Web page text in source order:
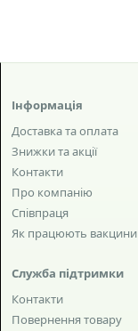
Інформація
Доставка та оплата
Знижки та акції
Контакти
Про компанію
Співпраця
Як працюють вакцини
Служба підтримки
Контакти
Повернення товару